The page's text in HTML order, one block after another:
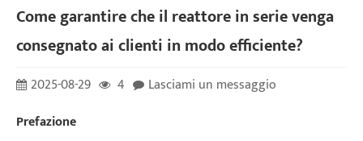
Come garantire che il reattore in serie venga
consegnato ai clienti in modo efficiente?
2025-08-29 4
Lasciami un messaggio
Prefazione